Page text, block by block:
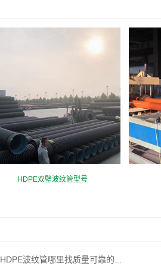
HDPE双壁波纹管型号
HDPE波纹管哪里找质量可靠的...